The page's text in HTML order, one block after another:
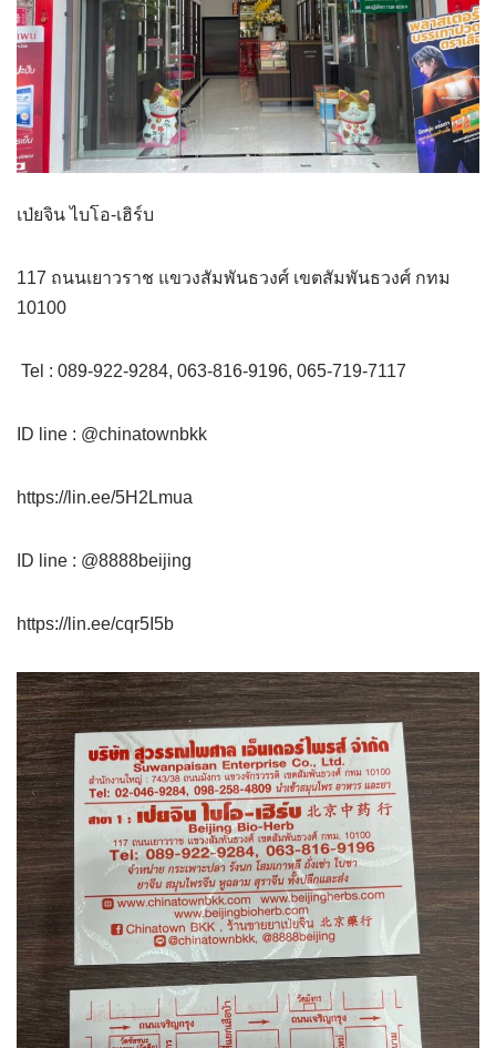
เป่ยจิน ไบโอ-เฮิร์บ
117 ถนนเยาวราช แขวงสัมพันธวงศ์ เขตสัมพันธวงศ์ กทม
10100
Tel : 089-922-9284, 063-816-9196, 065-719-7117
ID line : @chinatownbkk
https://lin.ee/5H2Lmua
ID line : @8888beijing
https://lin.ee/cqr5I5b